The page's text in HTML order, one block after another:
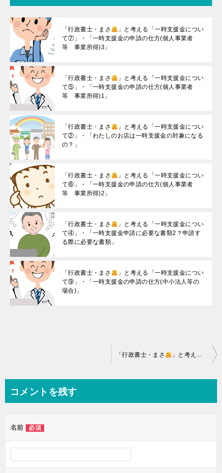
「行政書士・まさ
」と考える「一時支援金につい
て⑦」・「一時支援金の申請の仕方(個人事業者
等 事業所得)3」
「行政書士・まさ
」と考える「一時支援金につい
て⑤」・「一時支援金の申請の仕方(個人事業者
等 事業所得)1」
「行政書士・まさ
」と考える「一時支援金につい
て②」・「わたしのお店は一時支援金の対象になる
の？」
「行政書士・まさ
」と考える「一時支援金につい
て⑥」・「一時支援金の申請の仕方(個人事業者
等 事業所得)2」
「行政書士・まさ
」と考える「一時支援金につい
て④」・「一時支援金申請に必要な書類2？申請す
る際に必要な書類」
「行政書士・まさ
」と考える「一時支援金につい
て⑨」・「一時支援金の申請の仕方(中小法人等の
場合)」
ビ
ー
シ
ョ
「行政書士・まさ 」と考える「一時支援金について②」・「わたしのお店は一時支援金の対象になるの？」
コメントを残す
名前 必須